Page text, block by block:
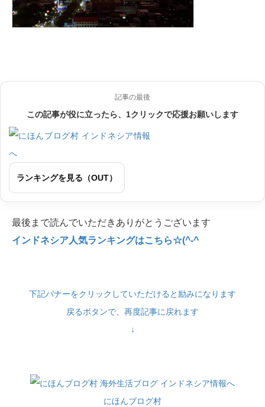
記事の最後
この記事が役に立ったら、1クリックで応援お願いします
ランキングを見る（OUT）
最後まで読んでいただきありがとうございます
インドネシア人気ランキングはこちら☆(^-^
下記バナーをクリックしていただけると励みになります
戻るボタンで、再度記事に戻れます
↓
にほんブログ村